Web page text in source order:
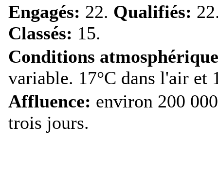
Engagés: 22. Qualifiés:
Classés: 15.
Conditions
variable. 17°C dans l'air et
Affluence: environ 200
trois jours.